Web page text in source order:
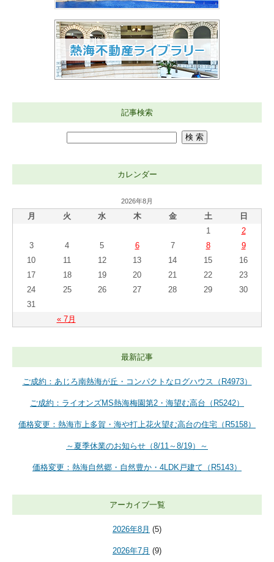
記事検索
カレンダー
2026年8月
月 火 水 木 金 土 日
« 7月
1
2
3
4 5 6 7 8
9
10
11 12 13 14 15
16
17
18 19 20 21 22
23
24
25 26 27 28 29
30
31
最新記事
ご成約：あじろ南熱海が丘・コンパクトなログハウス（R4973）
ご成約：ライオンズMS熱海梅園第2・海望む高台（R5242）
価格変更：熱海市上多賀・海や打上花火望む高台の住宅（R5158）
～夏季休業のお知らせ（8/11～8/19）～
価格変更：熱海自然郷・自然豊か・4LDK戸建て（R5143）
アーカイブ一覧
2026年8月 (5)
2026年7月 (9)